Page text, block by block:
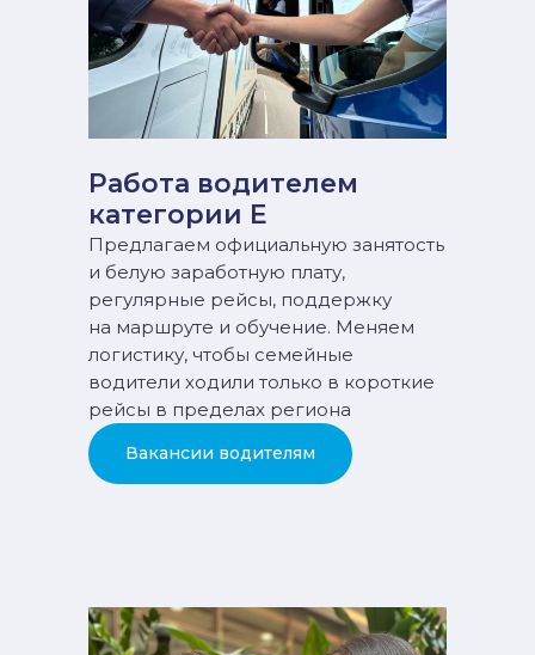
Работа водителем
категории Е
Предлагаем официальную занятость
и белую заработную плату,
регулярные рейсы, поддержку
на маршруте и обучение. Меняем
логистику, чтобы семейные
водители ходили только в короткие
рейсы в пределах региона
Вакансии водителям